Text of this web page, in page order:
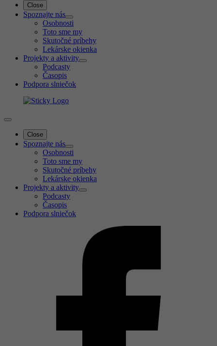
Close
Spoznajte nás
Osobnosti
Toto sme my
Skutočné príbehy
Lekárske okienka
Projekty a aktivity
Podcasty
Časopis
Podpora slniečok
Close
Spoznajte nás
Osobnosti
Toto sme my
Skutočné príbehy
Lekárske okienka
Projekty a aktivity
Podcasty
Časopis
Podpora slniečok